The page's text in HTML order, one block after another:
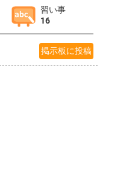
習い事
16
掲示板に投稿